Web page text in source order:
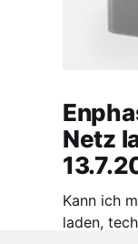
Netz
Kann ich
laden,